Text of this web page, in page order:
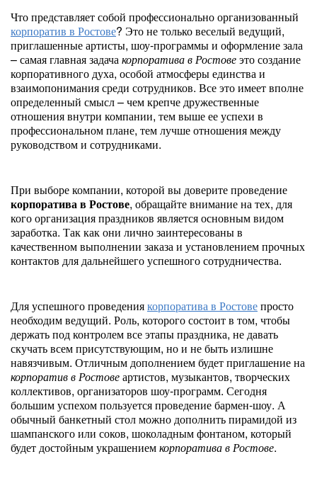
Что представляет собой профессионально организованный
корпоратив в Ростове? Это не только веселый ведущий,
приглашенные артисты, шоу-программы и оформление зала
– самая главная задачакорпоратива в Ростовеэто создание
корпоративного духа, особой атмосферы единства и
взаимопонимания среди сотрудников. Все это имеет вполне
определенный смысл – чем крепче дружественные
отношения внутри компании, тем выше ее успехи в
профессиональном плане, тем лучше отношения между
руководством и сотрудниками.
При выборе компании, которой вы доверите проведение
корпоратива в Ростове, обращайте внимание на тех, для
кого организация праздников является основным видом
заработка. Так как они лично заинтересованы в
качественном выполнении заказа и установлением прочных
контактов для дальнейшего успешного сотрудничества.
Для успешного проведениякорпоратива в Ростовепросто
необходим ведущий. Роль, которого состоит в том, чтобы
держать под контролем все этапы праздника, не давать
скучать всем присутствующим, но и не быть излишне
навязчивым. Отличным дополнением будет приглашение на
корпоратив в Ростовеартистов, музыкантов, творческих
коллективов, организаторов шоу-программ. Сегодня
большим успехом пользуется проведение бармен-шоу. А
обычный банкетный стол можно дополнить пирамидой из
шампанского или соков, шоколадным фонтаном, который
будет достойным украшениемкорпоратива в Ростове.